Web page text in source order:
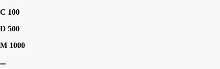
C 100
D 500
M 1000
...